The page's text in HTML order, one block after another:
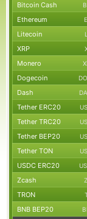
Bitcoin Cash
Ethereum
Litecoin
XRP
Monero
Dogecoin
Dash
Tether ERC20
Tether TRC20
Tether BEP20
Tether TON
USDC ERC20
Zcash
TRON
BNB BEP20